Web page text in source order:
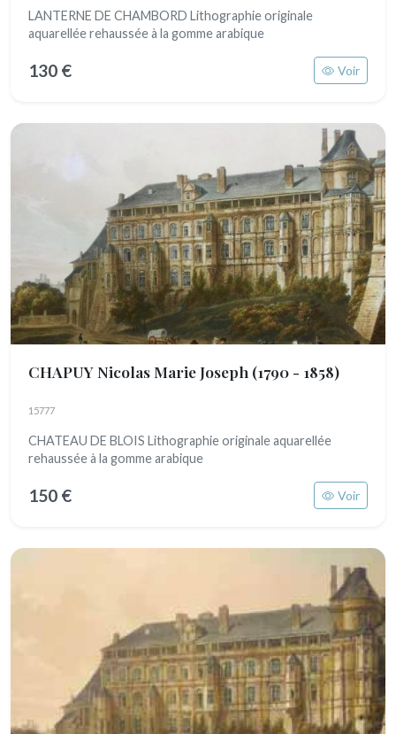
LANTERNE DE CHAMBORD Lithographie originale
aquarellée rehaussée à la gomme arabique
130 € Voir
CHAPUY Nicolas Marie Joseph (1790 - 1858)
15777
CHATEAU DE BLOIS Lithographie originale aquarellée
rehaussée à la gomme arabique
150 € Voir